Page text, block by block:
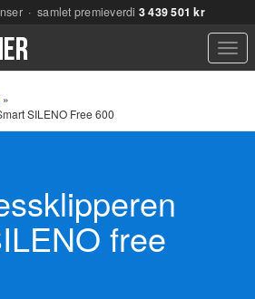
· samlet premieverdi 3 439 501 kr
»
SILENO Free 600
free